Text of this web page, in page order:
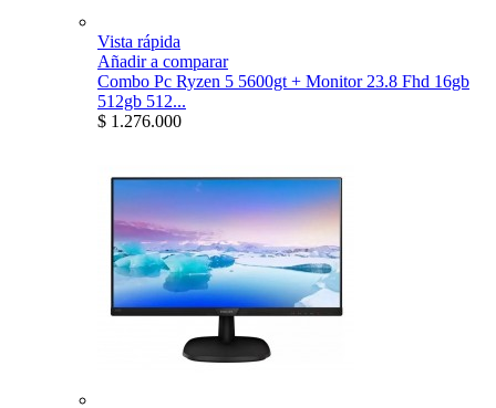
Vista rápida
Añadir a comparar
Combo Pc Ryzen 5 5600gt + Monitor 23.8 Fhd 16gb
512gb 512...
$ 1.276.000